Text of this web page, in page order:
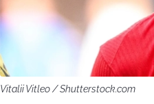
Vitalii Vitleo / Shutterstock.com